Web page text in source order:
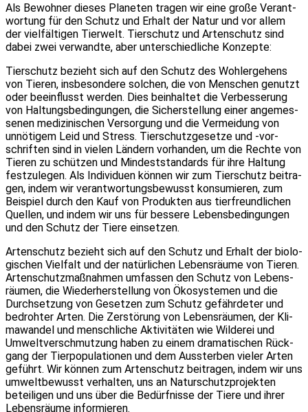
Als Bewoh­ner die­ses Pla­ne­ten tra­gen wir eine gro­ße Ver­ant­
wor­tung für den Schutz und Erhalt der Natur und vor allem
der viel­fäl­ti­gen Tier­welt. Tier­schutz und Arten­schutz sind
dabei zwei ver­wand­te, aber unter­schied­li­che Kon­zep­te:
Tier­schutz bezieht sich auf den Schutz des Wohl­erge­hens
von Tie­ren, ins­be­son­de­re sol­chen, die von Men­schen genutzt
oder beein­flusst wer­den. Dies beinhal­tet die Ver­bes­se­rung
von Hal­tungs­be­din­gun­gen, die Sicher­stel­lung einer ange­mes­
se­nen medi­zi­ni­schen Ver­sor­gung und die Ver­mei­dung von
unnö­ti­gem Leid und Stress. Tier­schutz­ge­set­ze und -vor­
schrif­ten sind in vie­len Län­dern vor­han­den, um die Rech­te von
Tie­ren zu schüt­zen und Min­dest­stan­dards für ihre Hal­tung
fest­zu­le­gen. Als Indi­vi­du­en kön­nen wir zum Tier­schutz bei­tra­
gen, indem wir ver­ant­wor­tungs­be­wusst kon­su­mie­ren, zum
Bei­spiel durch den Kauf von Pro­duk­ten aus tier­freund­li­chen
Quel­len, und indem wir uns für bes­se­re Lebens­be­din­gun­gen
und den Schutz der Tie­re ein­set­zen.
Arten­schutz bezieht sich auf den Schutz und Erhalt der bio­lo­
gi­schen Viel­falt und der natür­li­chen Lebens­räu­me von Tie­ren.
Arten­schutz­maß­nah­men umfas­sen den Schutz von Lebens­
räu­men, die Wie­der­her­stel­lung von Öko­sys­te­men und die
Durch­set­zung von Geset­zen zum Schutz gefähr­de­ter und
bedroh­ter Arten. Die Zer­stö­rung von Lebens­räu­men, der Kli­
ma­wan­del und mensch­li­che Akti­vi­tä­ten wie Wil­de­rei und
Umwelt­ver­schmut­zung haben zu einem dra­ma­ti­schen Rück­
gang der Tier­po­pu­la­tio­nen und dem Aus­ster­ben vie­ler Arten
geführt. Wir kön­nen zum Arten­schutz bei­tra­gen, indem wir uns
umwelt­be­wusst ver­hal­ten, uns an Natur­schutz­pro­jek­ten
betei­li­gen und uns über die Bedürf­nis­se der Tie­re und ihrer
Lebens­räu­me infor­mie­ren.